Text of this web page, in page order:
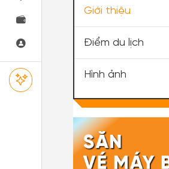
Giới thiệu
Điểm du lịch
Hình ảnh